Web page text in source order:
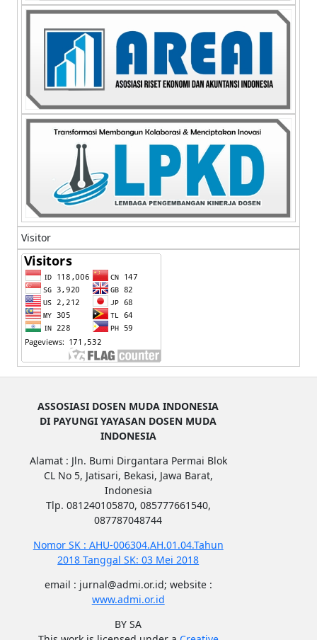
Visitor
ASSOSIASI DOSEN MUDA INDONESIA
DI PAYUNGI YAYASAN DOSEN MUDA
INDONESIA
Alamat : Jln. Bumi Dirgantara Permai Blok
CL No 5, Jatisari, Bekasi, Jawa Barat,
Indonesia
Tlp. 081240105870, 085777661540,
087787048744
Nomor SK : AHU-006304.AH.01.04.Tahun
2018 Tanggal SK: 03 Mei 2018
email : jurnal@admi.or.id; website :
www.admi.or.id
BY SA